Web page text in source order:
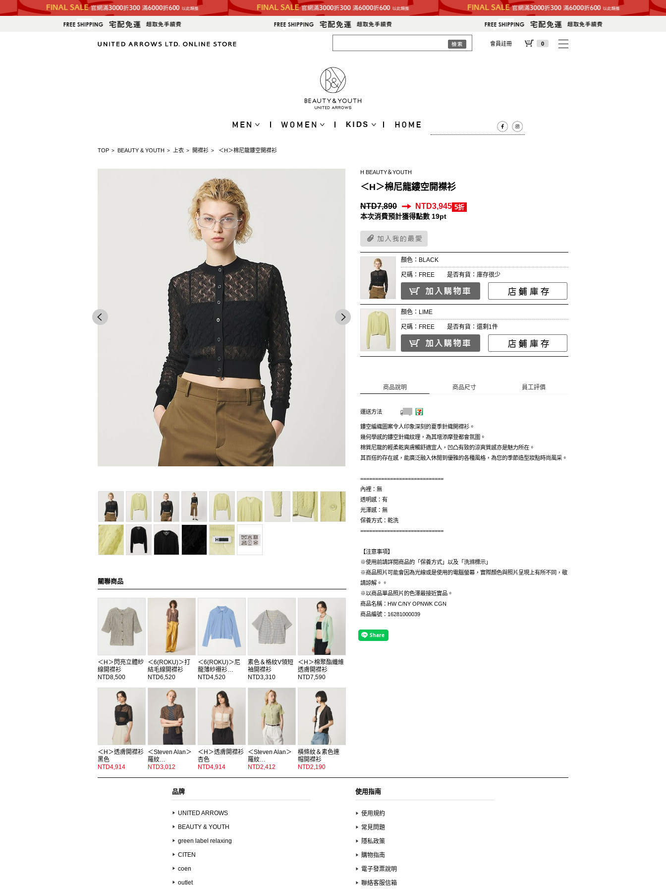
會員註冊 0
TOP > BEAUTY & YOUTH > 上衣 > 開襟衫 > ＜H＞棉尼龍鏤空開襟衫
關聯商品
＜H＞閃亮立體紗
線開襟衫
NTD8,500
＜6(ROKU)＞打
結毛線開襟衫
NTD6,520
＜6(ROKU)＞尼
龍薄紗襯衫…
NTD4,520
素色＆格紋V領短
袖開襟衫
NTD3,310
＜H＞棉聚酯纖維
透膚開襟衫
NTD7,590
＜H＞透膚開襟衫
黑色
NTD4,914
＜Steven Alan＞
羅紋…
NTD3,012
＜H＞透膚開襟衫
杏色
NTD4,914
＜Steven Alan＞
羅紋…
NTD2,412
橫條紋＆素色連
帽開襟衫
NTD2,190
H BEAUTY＆YOUTH
＜H＞棉尼龍鏤空開襟衫
NTD7,890 NTD3,945 5折
本次消費預計獲得點數 19pt
顏色：BLACK
尺碼：FREE 是否有貨：庫存很少
顏色：LIME
尺碼：FREE 是否有貨：還剩1件
商品說明 商品尺寸 員工評價
運送方法
鏤空編織圖案令人印象深刻的夏季針織開襟衫。
幾何學感的鏤空針織紋理，為其增添摩登都會氛圍。
棉質尼龍的輕柔乾爽膚觸舒適宜人，凹凸有致的涼爽質感亦是魅力所在。
其百搭的存在感，能廣泛融入休閒到優雅的各種風格，為您的季節造型妝點時尚風采。
============================
內裡：無
透明感：有
光澤感：無
保養方式：乾洗
============================
【注意事項】
※使用前請詳閱商品的「保養方式」以及「洗滌標示」
※商品照片可能會因為光線或是使用的電腦螢幕，實際顏色與照片呈現上有所不同，敬
請諒解。。
※以商品單品照片的色澤最接近實品。
商品名稱：HW C/NY OPNWK CGN
商品編號：16281000039
品牌
UNITED ARROWS
BEAUTY & YOUTH
green label relaxing
CITEN
coen
outlet
使用指南
使用規約
常見問題
隱私政策
購物指南
電子發票說明
聯絡客服信箱